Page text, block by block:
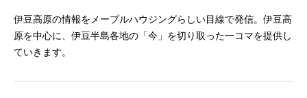
伊豆高原の情報をメープルハウジングらしい目線で発信。 伊豆高
原を中心に、伊豆半島各地の「今」を切り取った一コマを提供し
ていきます。